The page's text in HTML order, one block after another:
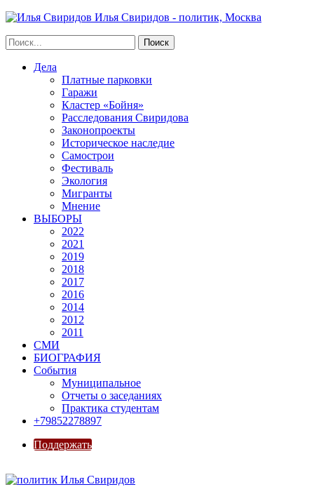
Илья Свиридов - политик, Москва
Дела
Платные парковки
Гаражи
Кластер «Бойня»
Расследования Свиридова
Законопроекты
Историческое наследие
Самострои
Фестиваль
Экология
Мигранты
Мнение
ВЫБОРЫ
2022
2021
2019
2018
2017
2016
2014
2012
2011
СМИ
БИОГРАФИЯ
События
Муниципальное
Отчеты о заседаниях
Практика студентам
+79852278897
Поддержать